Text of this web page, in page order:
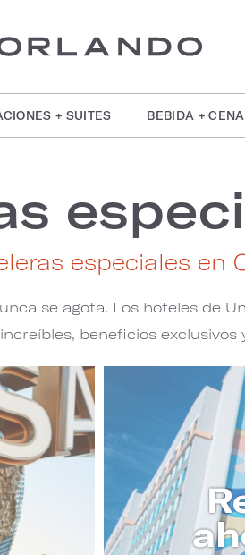
+ SUITES BEBIDA + CENA
especiales en
se agota. Los hoteles de
beneficios exclusivos